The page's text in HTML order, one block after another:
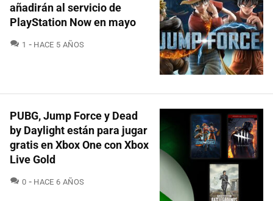
añadirán al servicio de
PlayStation Now en mayo
1 COMENTARIOS
HACE 5 AÑOS
PUBG, Jump Force y Dead
by Daylight están para jugar
gratis en Xbox One con Xbox
Live Gold
0 COMENTARIOS
HACE 6 AÑOS